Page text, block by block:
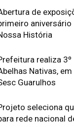
de
aniversário
História
realiza
Nativas,
Guarulhos
seleciona
rede nacional